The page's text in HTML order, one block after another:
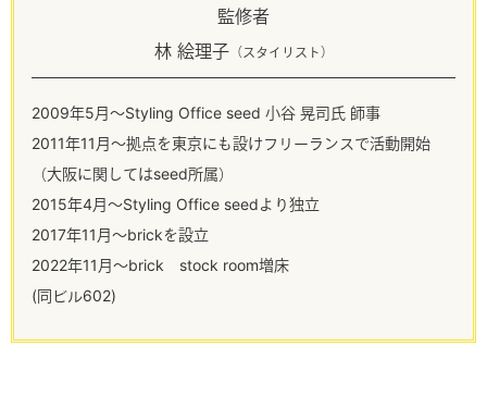
監修者
林 絵理子（スタイリスト）
2009年5月～Styling Office seed 小谷 晃司氏 師事
2011年11月～拠点を東京にも設けフリーランスで活動開始
（大阪に関してはseed所属）
2015年4月～Styling Office seedより独立
2017年11月～brickを設立
2022年11月～brick stock room増床
(同ビル602)